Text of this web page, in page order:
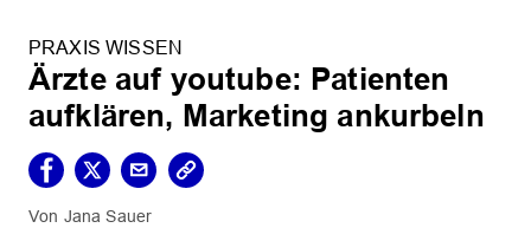
PRAXIS WISSEN
Ärzte auf youtube: Patienten
aufklären, Marketing ankurbeln
Jana Sauer